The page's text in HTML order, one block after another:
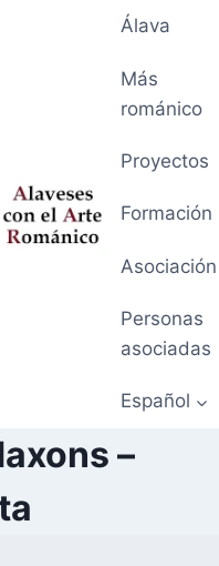
Álava
Más
románico
Proyectos
Formación
Asociación
Personas
asociadas
Español
–